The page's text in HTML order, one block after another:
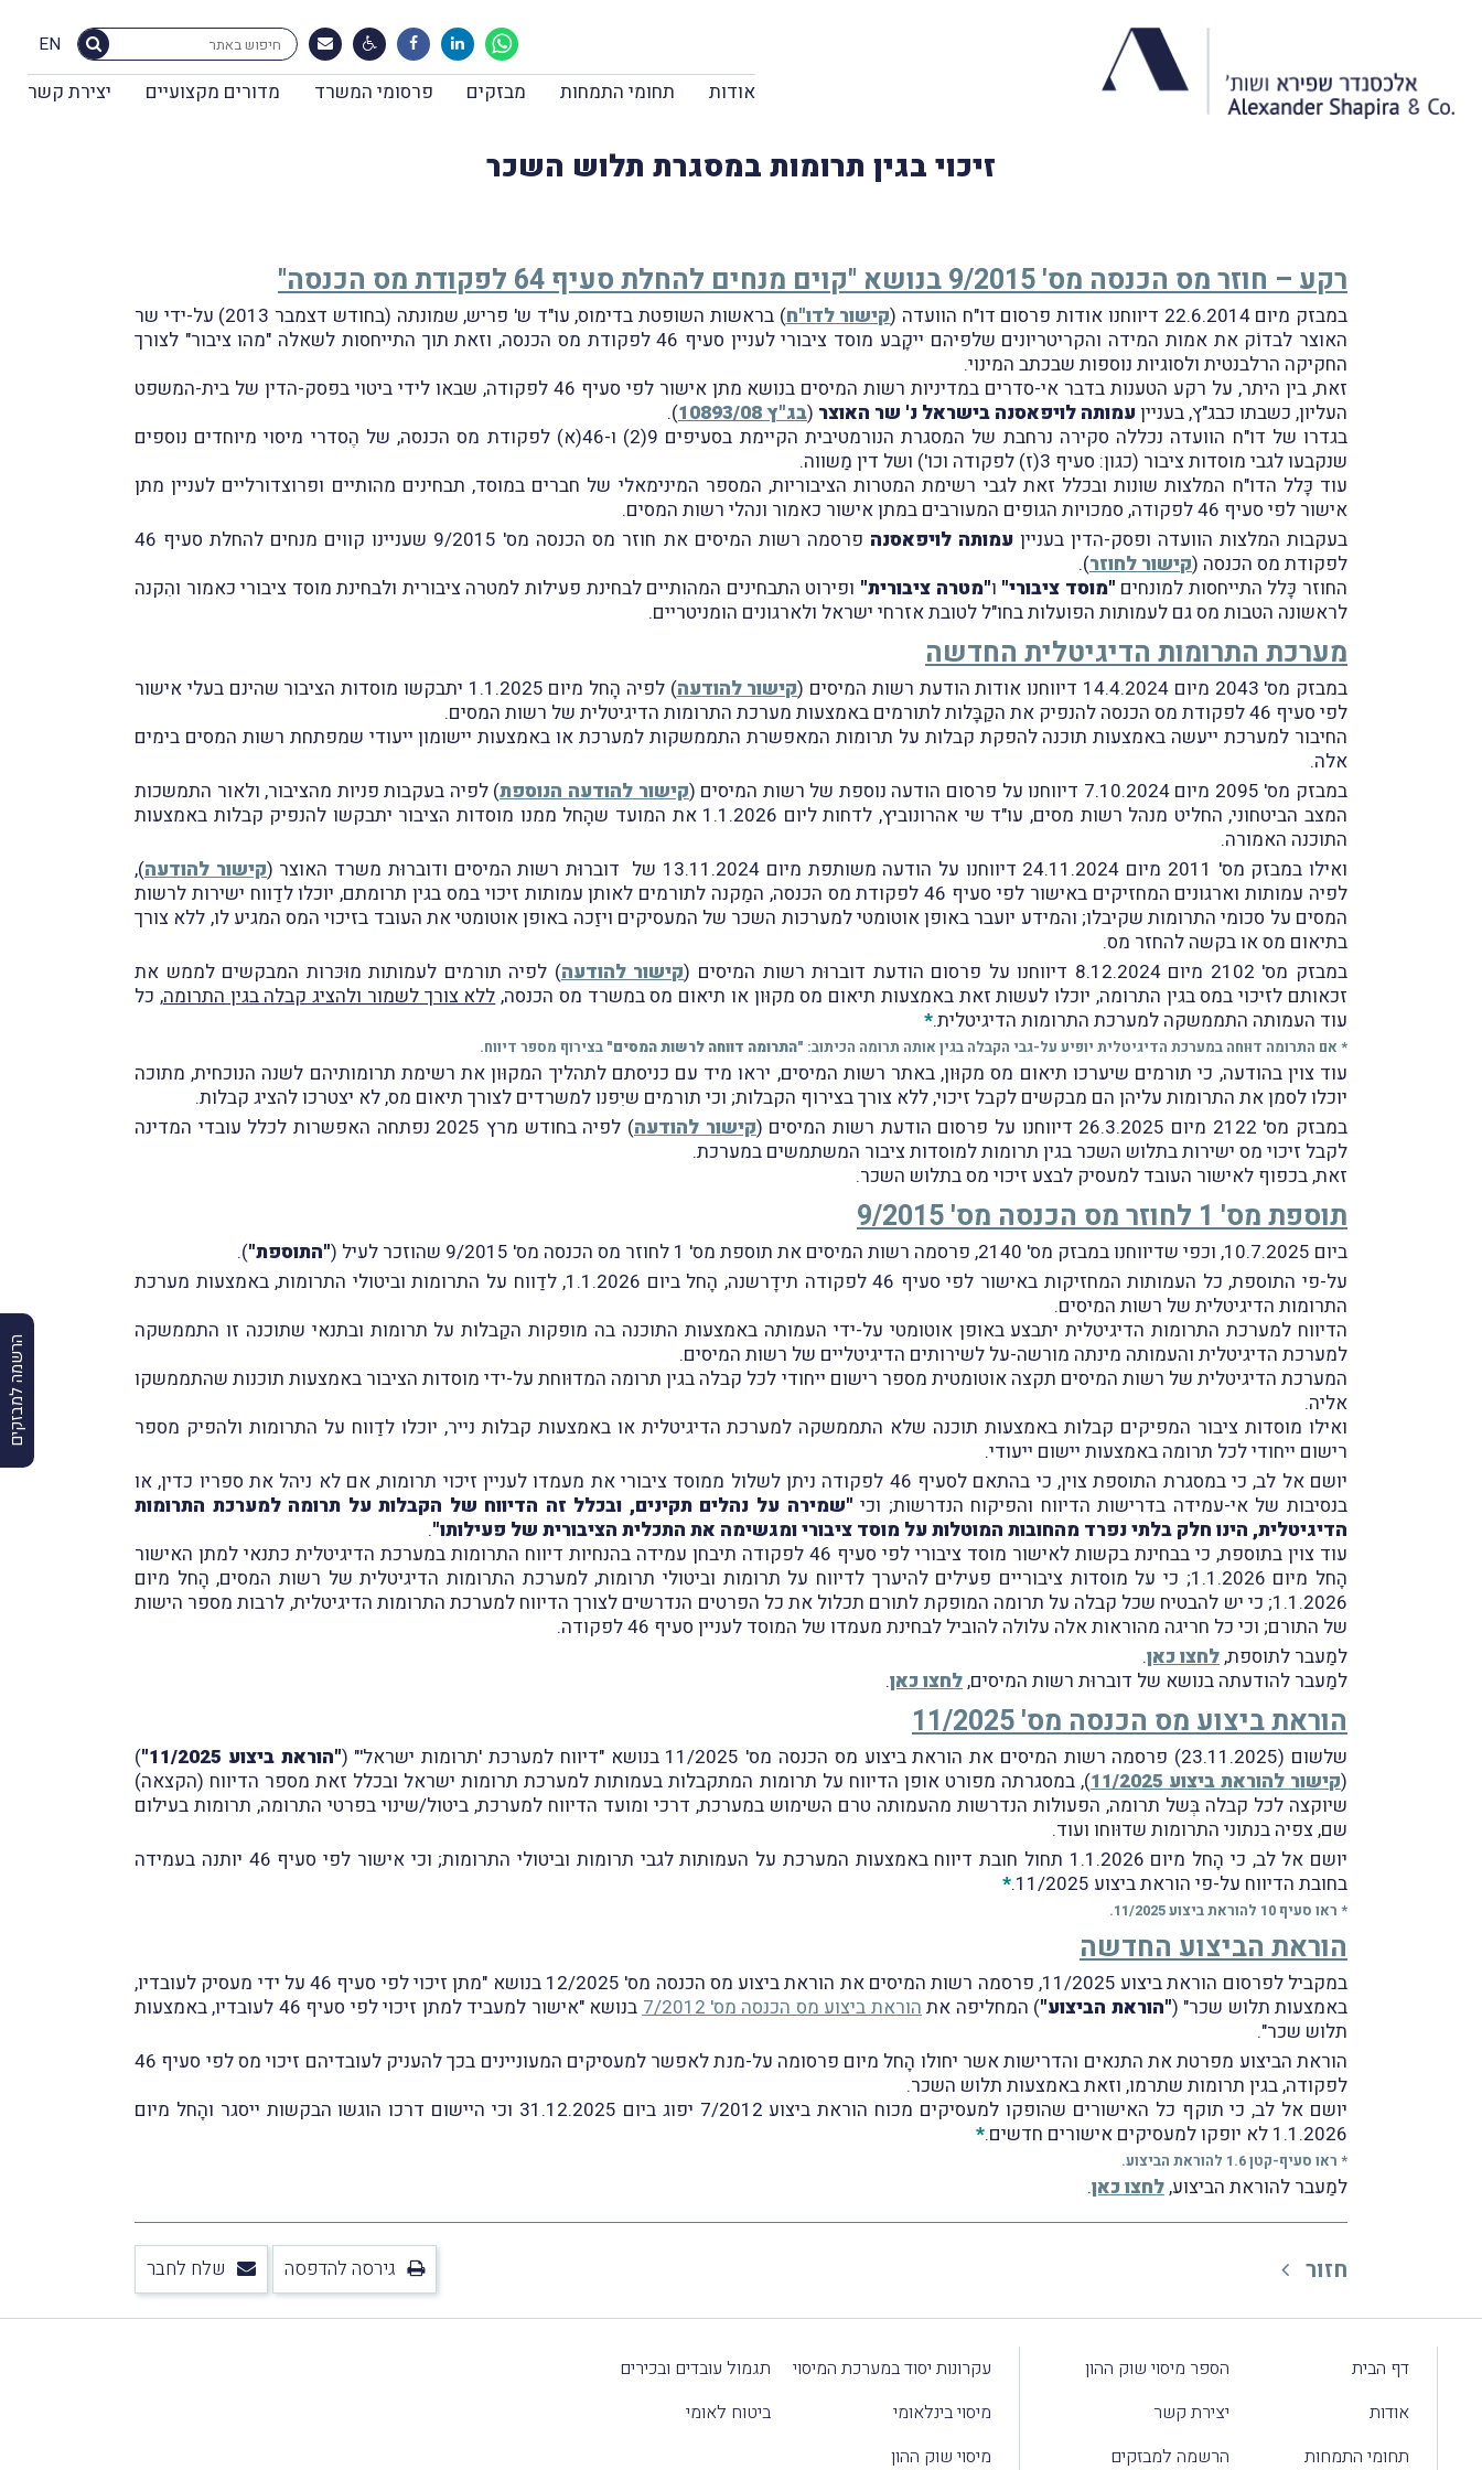
EN
אודות תחומי התמחות מבזקים פרסומי המשרד מדורים מקצועיים יצירת קשר
הרשמה למבזקים
זיכוי בגין תרומות במסגרת תלוש השכר
רקע – חוזר מס הכנסה מס' 9/2015 בנושא "קוים מנחים להחלת סעיף 64 לפקודת מס הכנסה"
במבזק מיום 22.6.2014 דיווחנו אודות פרסום דו"ח הוועדה ( קישור לדו"ח
) בראשות השופטת בדימוס, עו"ד ש' פריש, שמונתה (בחודש דצמבר 2013) על-ידי שר
האוצר לבדוֹק את אמות המידה והקריטריונים שלפיהם ייקָבע מוסד ציבורי לעניין סעיף 46 לפקודת מס הכנסה, וזאת תוך התייחסות לשאלה "מהו ציבור" לצורך
החקיקה הרלבנטית ולסוגיות נוספות שבכתב המינוי.
זאת, בין היתר, על רקע הטענות בדבר אי-סדרים במדיניות רשות המיסים בנושא מתן אישור לפי סעיף 46 לפקודה, שבאו לידי ביטוי בפסק-הדין של בית-המשפט
העליון, כשבתו כבג"ץ, בענייןעמותה לויפאסנה בישראל נ' שר האוצר (בג"ץ 10893/08
).
בגדרו של דו"ח הוועדה נכללה סקירה נרחבת של המסגרת הנורמטיבית הקיימת בסעיפים 9(2) ו-46(א) לפקודת מס הכנסה, של הֶסדרי מיסוי מיוחדים נוספים
שנקבעו לגבי מוסדות ציבור (כגון: סעיף 3(ז) לפקודה וכו') ושל דין מַשווה.
עוד כָּלל הדו"ח המלצות שונות ובכלל זאת לגבי רשימת המטרות הציבוריות, המספר המינימאלי של חברים במוסד, תבחינים מהותיים ופרוצדורליים לעניין מתן
אישור לפי סעיף 46 לפקודה, סמכויות הגופים המעורבים במתן אישור כאמור ונהלי רשות המסים.
בעקבות המלצות הוועדה ופסק-הדין בענייןעמותה לויפאסנה
פרסמה רשות המיסים את חוזר מס הכנסה מס' 9/2015 שעניינו קווים מנחים להחלת סעיף 46
לפקודת מס הכנסה (קישור לחוזר).
החוזר כָּלל התייחסות למונחים "מוסד ציבורי" ו"מטרה ציבורית" ופירוט התבחינים המהותיים לבחינת פעילות למטרה ציבורית ולבחינת מוסד ציבורי כאמור והִקנה
לראשונה הטבות מס גם לעמותות הפועלות בחו"ל לטובת אזרחי ישראל ולארגונים הומניטריים.
מערכת התרומות הדיגיטלית החדשה
במבזק מס' 2043 מיום 14.4.2024 דיווחנו אודות הודעת רשות המיסים ( קישור להודעה
) לפיה הָחל מיום 1.1.2025 יתבקשו מוסדות הציבור שהינם בעלי אישור
לפי סעיף 46 לפקודת מס הכנסה להנפיק את הקַבָּלות לתורמים באמצעות מערכת התרומות הדיגיטלית של רשות המסים.
החיבור למערכת ייעשה באמצעות תוכנה להפקת קבלות על תרומות המאפשרת התממשקות למערכת או באמצעות יישומון ייעודי שמפתחת רשות המסים בימים
אלה.
במבזק מס' 2095 מיום 7.10.2024 דיווחנו על פרסום הודעה נוספת של רשות המיסים (
קישור להודעה הנוספת) לפיה בעקבות פניות מהציבור, ולאור התמשכות
המצב הביטחוני, החליט מנהל רשות מסים, עו"ד שי אהרונוביץ, לדחות ליום 1.1.2026 את המועד שהָחל ממנו מוסדות הציבור יתבקשו להנפיק קבלות באמצעות
התוכנה האמורה.
ואילו במבזק מס' 2011 מיום 24.11.2024 דיווחנו על הודעה משותפת מיום 13.11.2024 של דוברוּת רשות המיסים ודוברוּת משרד האוצר (
קישור להודעה),
לפיה עמותות וארגונים המחזיקים באישור לפי סעיף 46 לפקודת מס הכנסה, המַקנה לתורמים לאותן עמותות זיכוי במס בגין תרומתם, יוכלו לדַווח ישירות לרשות
המסים על סכומי התרומות שקיבלו; והמידע יועבר באופן אוטומטי למערכות השכר של המעסיקים ויזַכה באופן אוטומטי את העובד בזיכוי המס המגיע לו, ללא צורך
בתיאום מס או בקשה להחזר מס.
במבזק מס' 2102 מיום 8.12.2024 דיווחנו על פרסום הודעת דוברוּת רשות המיסים (
קישור להודעה) לפיה תורמים לעמותות מוּכּרות המבקשים לממש את
זכאותם לזיכוי במס בגין התרומה, יוכלו לעשות זאת באמצעות תיאום מס מקוּון או תיאום מס במשרד מס הכנסה, ללא צורך לשמור ולהציג קבלה בגין התרומה, כל
עוד העמותה התממשקה למערכת התרומות הדיגיטלית.*
* אם התרומה דוּוחה במערכת הדיגיטלית יופיע על-גבי הקבלה בגין אותה תרומה הכיתוב: "התרומה דווחה לרשות המסים" בצירוף מספר דיווח.
עוד צוין בהודעה, כי תורמים שיערכו תיאום מס מקוּון, באתר רשות המיסים, יראו מיד עם כניסתם לתהליך המקוּון את רשימת תרומותיהם לשנה הנוכחית, מתוכה
יוכלו לסמן את התרומות עליהן הם מבקשים לקבל זיכוי, ללא צורך בצירוף הקבלות; וכי תורמים שיִפנו למשרדים לצורך תיאום מס, לא יצטרכו להציג קבלות.
במבזק מס' 2122 מיום 26.3.2025 דיווחנו על פרסום הודעת רשות המיסים (
קישור להודעה
) לפיה בחודש מרץ 2025 נפתחה האפשרות לכלל עובדי המדינה
לקבל זיכוי מס ישירות בתלוש השכר בגין תרומות למוסדות ציבור המשתמשים במערכת.
זאת, בכפוף לאישור העובד למעסיק לבצע זיכוי מס בתלוש השכר.
תוספת מס' 1 לחוזר מס הכנסה מס' 9/2015
ביום 10.7.2025, וכפי שדיווחנו במבזק מס' 2140, פרסמה רשות המיסים את תוספת מס' 1 לחוזר מס הכנסה מס' 9/2015 שהוזכר לעיל ( "התוספת").
על-פי התוספת, כל העמותות המחזיקות באישור לפי סעיף 46 לפקודה תידָרשנה, הָחל ביום 1.1.2026, לדַווח על התרומות וביטולי התרומות, באמצעות מערכת
התרומות הדיגיטלית של רשות המיסים.
הדיווח למערכת התרומות הדיגיטלית יתבצע באופן אוטומטי על-ידי העמותה באמצעות התוכנה בה מופקות הקַבלות על תרומות ובתנאי שתוכנה זו התממשקה
למערכת הדיגיטלית והעמותה מינתה מורשה-על לשירותים הדיגיטליים של רשות המיסים.
המערכת הדיגיטלית של רשות המיסים תקצה אוטומטית מספר רישום ייחודי לכל קבלה בגין תרומה המדוּוחת על-ידי מוסדות הציבור באמצעות תוכנות שהתממשקו
אליה.
ואילו מוסדות ציבור המפיקים קבלות באמצעות תוכנה שלא התממשקה למערכת הדיגיטלית או באמצעות קבלות נייר, יוכלו לדַווח על התרומות ולהפיק מספר
רישום ייחודי לכל תרומה באמצעות יישום ייעודי.
יושם אל לב, כי במסגרת התוספת צוין, כי בהתאם לסעיף 46 לפקודה ניתן לשלול ממוסד ציבורי את מעמדו לעניין זיכוי תרומות, אם לא ניהל את ספריו כדין, או
בנסיבות של אי-עמידה בדרישות הדיווח והפיקוח הנדרשות; וכי "שמירה על נהלים תקינים, ובכלל זה הדיווח של הקבלות על תרומה למערכת התרומות
הדיגיטלית, הינו חלק בלתי נפרד מהחובות המוטלות על מוסד ציבורי ומגשימה את התכלית הציבורית של פעילותו".
עוד צוין בתוספת, כי בבחינת בקשות לאישור מוסד ציבורי לפי סעיף 46 לפקודה תיבחן עמידה בהנחיות דיווח התרומות במערכת הדיגיטלית כתנאי למתן האישור
הָחל מיום 1.1.2026; כי על מוסדות ציבוריים פעילים להיערך לדיווח על תרומות וביטולי תרומות, למערכת התרומות הדיגיטלית של רשות המסים, הָחל מיום
1.1.2026; כי יש להבטיח שכל קבלה על תרומה המופקת לתורם תכלול את כל הפרטים הנדרשים לצורך הדיווח למערכת התרומות הדיגיטלית, לרבות מספר הישות
של התורם; וכי כל חריגה מהוראות אלה עלולה להוביל לבחינת מעמדו של המוסד לעניין סעיף 46 לפקודה.
למַעבר לתוספת,לחצו כאן.
למַעבר להודעתה בנושא של דוברוּת רשות המיסים,לחצו כאן.
הוראת ביצוע מס הכנסה מס' 11/2025
שלשום (23.11.2025) פרסמה רשות המיסים את הוראת ביצוע מס הכנסה מס' 11/2025 בנושא "דיווח למערכת 'תרומות ישראל'" ( "הוראת ביצוע 11/2025"
)
(קישור להוראת ביצוע 11/2025
), במסגרתה מפורט אופן הדיווח על תרומות המתקבלות בעמותות למערכת תרומות ישראל ובכלל זאת מספר הדיווח (הקצאה)
שיוקצה לכל קבלה בְּשל תרומה, הפעולות הנדרשות מהעמותה טרם השימוש במערכת, דרכי ומועד הדיווח למערכת, ביטול/שינוי בפרטי התרומה, תרומות בעילום
שם, צפיה בנתוני התרומות שדוּוחו ועוד.
יושם אל לב, כי הָחל מיום 1.1.2026 תחול חובת דיווח באמצעות המערכת על העמותות לגבי תרומות וביטולי התרומות; וכי אישור לפי סעיף 46 יותנה בעמידה
בחובת הדיווח על-פי הוראת ביצוע 11/2025.
*
* ראו סעיף 10 להוראת ביצוע 11/2025.
הוראת הביצוע החדשה
במקביל לפרסום הוראת ביצוע 11/2025, פרסמה רשות המיסים את הוראת ביצוע מס הכנסה מס' 12/2025 בנושא "מתן זיכוי לפי סעיף 46 על ידי מעסיק לעובדיו,
באמצעות תלוש שכר" ("הוראת הביצוע") המחליפה את הוראת ביצוע מס הכנסה מס' 7/2012
בנושא "אישור למעביד למתן זיכוי לפי סעיף 46 לעובדיו, באמצעות
תלוש שכר".
הוראת הביצוע מפרטת את התנאים והדרישות אשר יחולו הָחל מיום פרסומה על-מנת לאפשר למעסיקים המעוניינים בכך להעניק לעובדיהם זיכוי מס לפי סעיף 46
לפקודה, בגין תרומות שתרמו, וזאת באמצעות תלוש השכר.
יושם אל לב, כי תוקף כל האישורים שהופקו למעסיקים מכוח הוראת ביצוע 7/2012 יפוג ביום 31.12.2025 וכי היישום דרכו הוגשו הבקשות ייסגר והָחל מיום
1.1.2026 לא יופקו למעסיקים אישורים חדשים.
*
* ראו סעיף-קטן 1.6 להוראת הביצוע.
למַעבר להוראת הביצוע,לחצו כאן.
חזור גירסה להדפסה שלח לחבר
דף הבית
אודות
תחומי התמחות
הספר מיסוי שוק ההון
יצירת קשר
הרשמה למבזקים
עקרונות יסוד במערכת המיסוי
מיסוי בינלאומי
מיסוי שוק ההון
תגמול עובדים ובכירים
ביטוח לאומי